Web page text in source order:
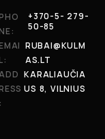
PHO
NE:
+370-5- 279-
50-85
EMAI
L:
RUBAI@KULM
AS.LT
RESS
:
KARALIAUČIA
US 8, VILNIUS